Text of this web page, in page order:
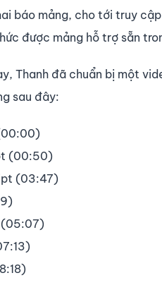
báo mảng, cho tới truy
được mảng hỗ trợ sẵn
Thanh đã chuẩn bị một
sau đây:
(00:50)
(03:47)
(05:07)